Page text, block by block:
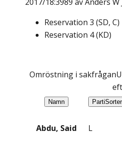
Reservation 3 (SD, C)
Reservation 4(KD)
Omröstning i sakfrågan
Namn Parti
Abdu, Said L